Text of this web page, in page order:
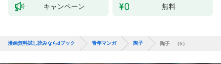
キャンペーン 無料
漫画無料試し読みならdブック 青年マンガ 陶子 陶子 （5）